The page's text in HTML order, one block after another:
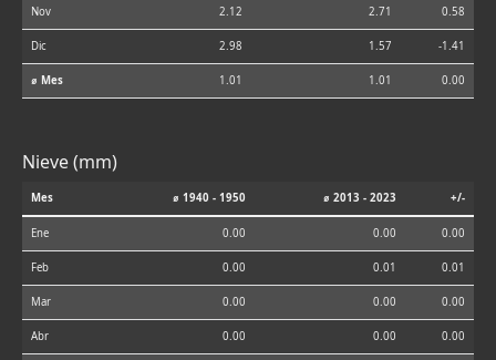
Nov 2.12 2.71 0.58
Dic 2.98 1.57 -1.41
⌀ Mes 1.01 1.01 0.00
Nieve (mm)
Mes ⌀ 1940 - 1950 ⌀ 2013 - 2023 +/-
Ene 0.00 0.00 0.00
Feb 0.00 0.01 0.01
Mar 0.00 0.00 0.00
Abr 0.00 0.00 0.00